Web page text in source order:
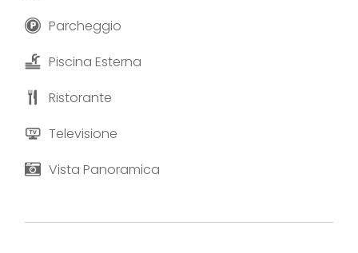
Parcheggio
Piscina Esterna
Ristorante
Televisione
Vista Panoramica